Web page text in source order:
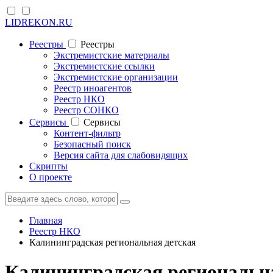
LIDREKON.RU
Реестры
Реестры
Экстремистские материалы
Экстремистские ссылки
Экстремистские организации
Реестр иноагентов
Реестр НКО
Реестр СОНКО
Cервисы
Cервисы
Контент-фильтр
Безопасный поиск
Версия сайта для слабовидящих
Скрипты
О проекте
Главная
Реестр НКО
Калининградская региональная детская